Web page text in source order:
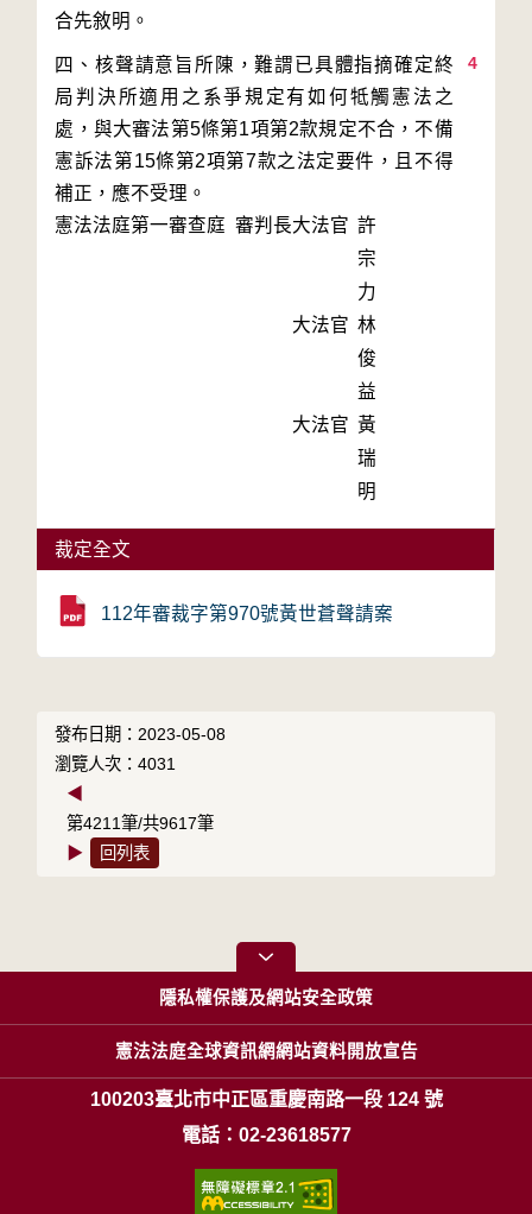
4
四、核聲請意旨所陳，難謂已具體指摘確定終
局判決所適用之系爭規定有如何牴觸憲法之
處，與大審法第5條第1項第2款規定不合，不備
憲訴法第15條第2項第7款之法定要件，且不得
補正，應不受理。
憲法法庭第一審查庭 審判長大法官 許
宗
力
大法官 林
俊
益
大法官 黃
瑞
明
裁定全文
112年審裁字第970號黃世蒼聲請案
發布日期：2023-05-08
瀏覽人次：4031
◀
第4211筆/共9617筆
▶
回列表
隱私權保護及網站安全政策
憲法法庭全球資訊網網站資料開放宣告
100203臺北市中正區重慶南路一段 124 號
電話：02-23618577